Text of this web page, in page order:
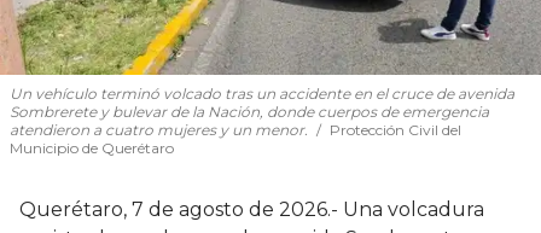
Un vehículo terminó volcado tras un accidente en el cruce de avenida
Sombrerete y bulevar de la Nación, donde cuerpos de emergencia
atendieron a cuatro mujeres y un menor.
Protección Civil del
Municipio de Querétaro
Querétaro, 7 de agosto de 2026.- Una volcadura